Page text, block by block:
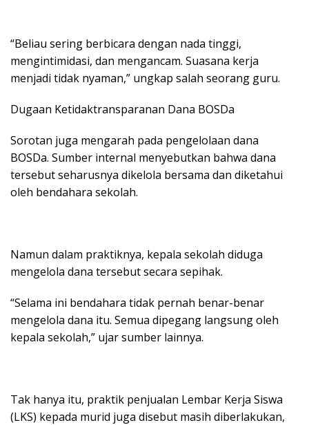
“Beliau sering berbicara dengan nada tinggi,
mengintimidasi, dan mengancam. Suasana kerja
menjadi tidak nyaman,” ungkap salah seorang guru.
Dugaan Ketidaktransparanan Dana BOSDa
Sorotan juga mengarah pada pengelolaan dana
BOSDa. Sumber internal menyebutkan bahwa dana
tersebut seharusnya dikelola bersama dan diketahui
oleh bendahara sekolah.
Namun dalam praktiknya, kepala sekolah diduga
mengelola dana tersebut secara sepihak.
“Selama ini bendahara tidak pernah benar-benar
mengelola dana itu. Semua dipegang langsung oleh
kepala sekolah,” ujar sumber lainnya.
Tak hanya itu, praktik penjualan Lembar Kerja Siswa
(LKS) kepada murid juga disebut masih diberlakukan,